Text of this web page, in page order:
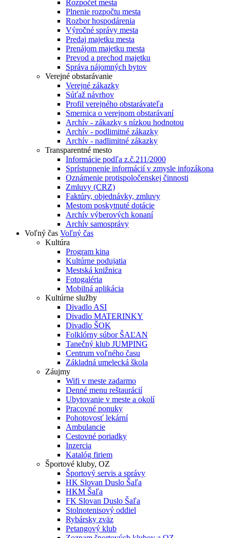
Rozpočet mesta
Plnenie rozpočtu mesta
Rozbor hospodárenia
Výročné správy mesta
Predaj majetku mesta
Prenájom majetku mesta
Prevod a prechod majetku
Správa nájomných bytov
Verejné obstarávanie
Verejné zákazky
Súťaž návrhov
Profil verejného obstarávateľa
Smernica o verejnom obstarávaní
Archív - zákazky s nízkou hodnotou
Archív - podlimitné zákazky
Archív - nadlimitné zákazky
Transparentné mesto
Informácie podľa z.č.211/2000
Sprístupnenie informácií v zmysle infozákona
Oznámenie protispoločenskej činnosti
Zmluvy (CRZ)
Faktúry, objednávky, zmluvy
Mestom poskytnuté dotácie
Archív výberových konaní
Archív samosprávy
Voľný čas Voľný čas
Kultúra
Program kina
Kultúrne podujatia
Mestská knižnica
Fotogaléria
Mobilná aplikácia
Kultúrne služby
Divadlo ASI
Divadlo MATERINKY
Divadlo ŠOK
Folklórny súbor ŠAĽAN
Tanečný klub JUMPING
Centrum voľného času
Základná umelecká škola
Záujmy
Wifi v meste zadarmo
Denné menu reštaurácií
Ubytovanie v meste a okolí
Pracovné ponuky
Pohotovosť lekární
Ambulancie
Cestovné poriadky
Inzercia
Katalóg firiem
Športové kluby, OZ
Športový servis a správy
HK Slovan Duslo Šaľa
HKM Šaľa
FK Slovan Duslo Šaľa
Stolnotenisový oddiel
Rybársky zväz
Petangový klub